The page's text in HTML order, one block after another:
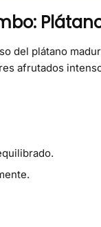
del plátano
afrutados